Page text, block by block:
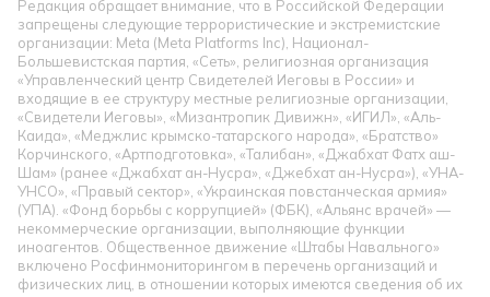
Редакция обращает внимание, что в Российской Федерации
запрещены следующие террористические и экстремистские
организации: Meta (Meta Platforms Inc), Национал-
Большевистская партия, «Сеть», религиозная организация
«Управленческий центр Свидетелей Иеговы в России» и
входящие в ее структуру местные религиозные организации,
«Свидетели Иеговы», «Мизантропик Дивижн», «ИГИЛ», «Аль-
Каида», «Меджлис крымско-татарского народа», «Братство»
Корчинского, «Артподготовка», «Талибан», «Джабхат Фатх аш-
Шам» (ранее «Джабхат ан-Нусра», «Джебхат ан-Нусра»), «УНА-
УНСО», «Правый сектор», «Украинская повстанческая армия»
(УПА). «Фонд борьбы с коррупцией» (ФБК), «Альянс врачей» —
некоммерческие организации, выполняющие функции
иноагентов. Общественное движение «Штабы Навального»
включено Росфинмониторингом в перечень организаций и
физических лиц, в отношении которых имеются сведения об их